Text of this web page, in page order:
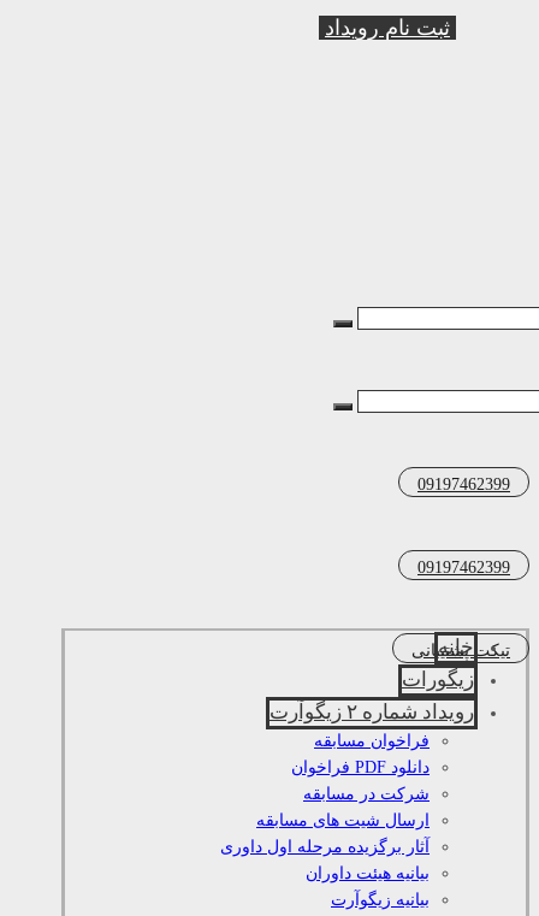
ثبت نام رویداد
09197462399
09197462399
تیکت پشتیبانی
خانه
زیگورات
رویداد شماره ۲ زیگوآرت
فراخوان مسابقه
دانلود PDF فراخوان
شرکت در مسابقه
ارسال شیت های مسابقه
آثار برگزیده مرحله اول داوری
بیانیه هیئت داوران
بیانیه زیگوآرت